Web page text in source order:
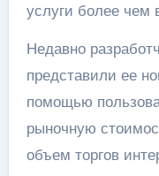
услуги более чем
Недавно
представили ее
помощью
рыночную
объем торгов